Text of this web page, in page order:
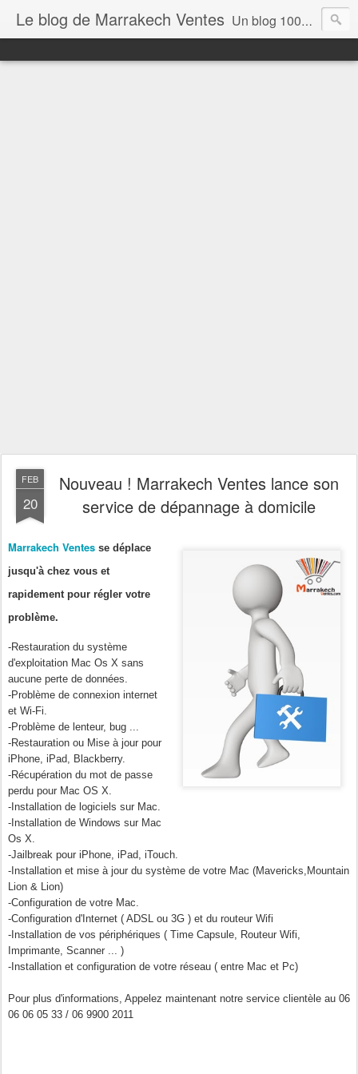
Le blog de Marrakech Ventes Un blog 100% dédié aux Geeks du Maroc
FEB
20
Nouveau ! Marrakech Ventes lance son
service de dépannage à domicile
Marrakech Ventes se déplace
jusqu'à chez vous et
rapidement pour régler votre
problème.
-Restauration du système
d'exploitation Mac Os X sans
aucune perte de données.
-Problème de connexion internet
et Wi-Fi.
-Problème de lenteur, bug ...
-Restauration ou Mise à jour pour
iPhone, iPad, Blackberry.
-Récupération du mot de passe
perdu pour Mac OS X.
-Installation de logiciels sur Mac.
-Installation de Windows sur Mac
Os X.
-Jailbreak pour iPhone, iPad, iTouch.
-Installation et mise à jour du système de votre Mac (Mavericks,Mountain
Lion & Lion)
-Configuration de votre Mac.
-Configuration d'Internet ( ADSL ou 3G ) et du routeur Wifi
-Installation de vos périphériques ( Time Capsule, Routeur Wifi,
Imprimante, Scanner ... )
-Installation et configuration de votre réseau ( entre Mac et Pc)
Pour plus d'informations, Appelez maintenant notre service clientèle au 06
06 06 05 33 / 06 9900 2011